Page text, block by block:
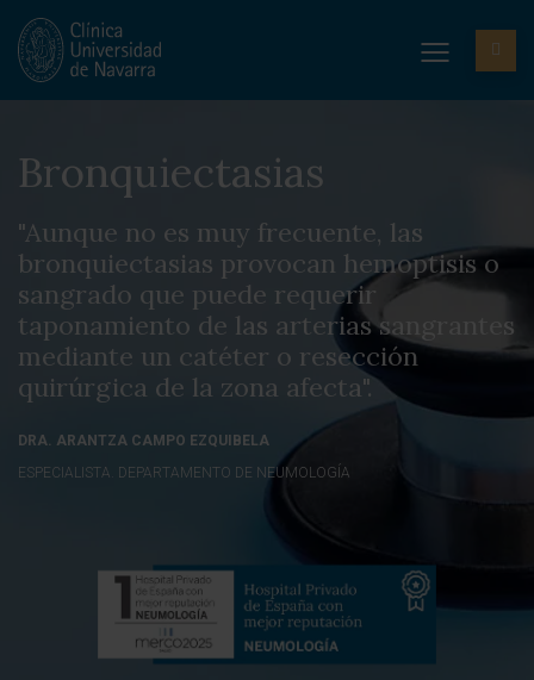
Bronquiectasias
"Aunque no es muy frecuente, las
bronquiectasias provocan hemoptisis o
sangrado que puede requerir
taponamiento de las arterias sangrantes
mediante un catéter o resección
quirúrgica de la zona afecta".
DRA. ARANTZA CAMPO EZQUIBELA
ESPECIALISTA. DEPARTAMENTO DE NEUMOLOGÍA